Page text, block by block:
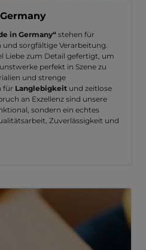
in Germany“ stehen für
sorgfältige Verarbeitung.
Liebe zum Detail gefertigt, um
perfekt in Szene zu
und strenge
für Langlebigkeit und zeitlose
an Exzellenz sind unsere
sondern ein echtes
Zuverlässigkeit und